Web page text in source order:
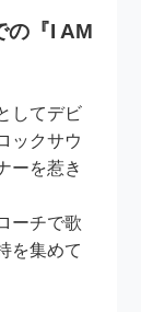
の『I AM
してデビ
ックサウ
ーを惹き
ーチで歌
を集めて